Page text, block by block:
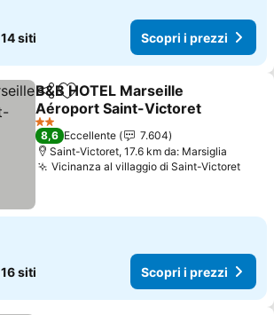
14 siti Scopri i prezzi
CondividiAggiungi ai preferiti
B&B HOTEL Marseille
Aéroport Saint-Victoret
Scopri i prezzi
2 Stelle
8,6 Eccellente
7.604
Saint-Victoret, 17.6 km da: Marsiglia
Vicinanza al villaggio di Saint-Victoret
16 siti Scopri i prezzi